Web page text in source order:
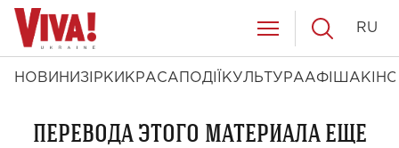
НОВИНИ ЗІРКИ КРАСА ПОДІЇ КУЛЬТУРААФІША КІНО
RU
ПЕРЕВОДА ЭТОГО МАТЕРИАЛА ЕЩЕ